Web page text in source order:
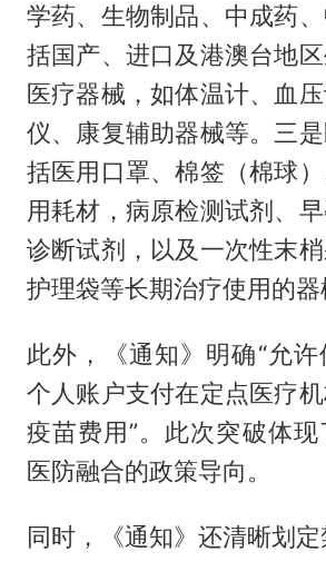
学药、生物制品、中成药
括国产、进口及港澳台地
医疗器械，如体温计、血
仪、康复辅助器械等。三
括医用口罩、棉签（棉球
用耗材，病原检测试剂、
诊断试剂，以及一次性末
护理袋等长期治疗使用的器
此外，《通知》明确“允
个人账户支付在定点医疗
疫苗费用”。此次突破体现
医防融合的政策导向。
同时，《通知》还清晰划定